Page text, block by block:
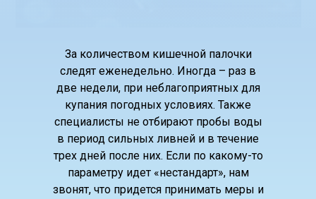
За количеством кишечной палочки
следят еженедельно. Иногда – раз в
две недели, при неблагоприятных для
купания погодных условиях. Также
специалисты не отбирают пробы воды
в период сильных ливней и в течение
трех дней после них. Если по какому-то
параметру идет «нестандарт», нам
звонят, что придется принимать меры и